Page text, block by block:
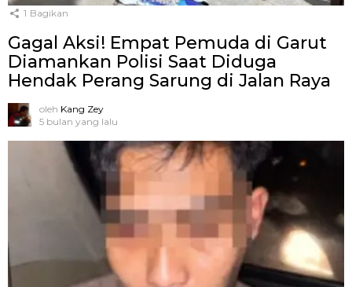
1 Bagikan
Gagal Aksi! Empat Pemuda di Garut
Diamankan Polisi Saat Diduga
Hendak Perang Sarung di Jalan Raya
oleh Kang Zey
5 bulan yang lalu